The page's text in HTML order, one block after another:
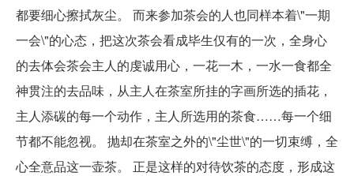
都要细心擦拭灰尘。 而来参加茶会的人也同样本着\"一期
一会\"的心态，把这次茶会看成毕生仅有的一次，全身心
的去体会茶会主人的虔诚用心，一花一木，一水一食都全
神贯注的去品味，从主人在茶室所挂的字画所选的插花，
主人添碳的每一个动作，主人所选用的茶食……每一个细
节都不能忽视。 抛却在茶室之外的\"尘世\"的一切束缚，全
心全意品这一壶茶。 正是这样的对待饮茶的态度，形成这